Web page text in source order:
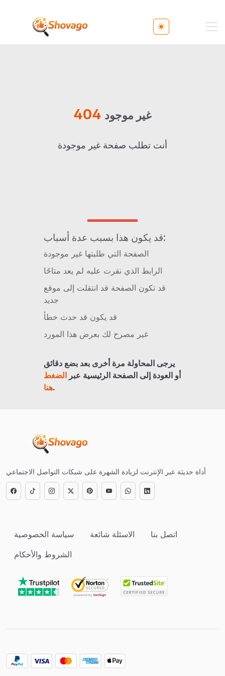
Toggle theme
404 غير موجود
أنت تطلب صفحة غير موجودة
قد يكون هذا بسبب عدة أسباب:
الصفحة التي طلبتها غير موجودة
الرابط الذي نقرت عليه لم يعد متاحًا
قد تكون الصفحة قد انتقلت إلى موقع
جديد
قد يكون قد حدث خطأ
غير مصرح لك بعرض هذا المورد
يرجى المحاولة مرة أخرى بعد بضع دقائق
أو العودة إلى الصفحة الرئيسية عبرالضغط
هنا.
أداة حديثة عبر الإنترنت لزيادة الشهرة على شبكات التواصل الاجتماعي
سياسة الخصوصية الاسئلة شائعة
اتصل بنا
الشروط والأحكام